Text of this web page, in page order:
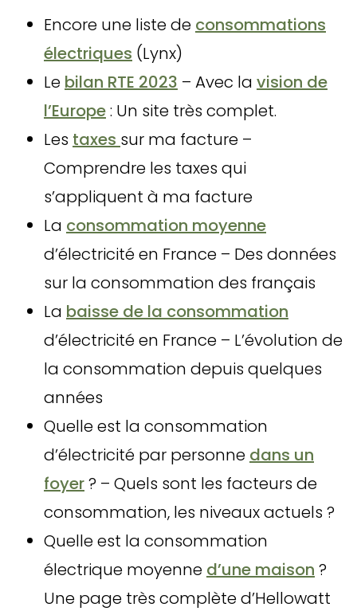
Encore une liste de consommations
électriques (Lynx)
Le bilan RTE 2023 – Avec la vision de
l’Europe: Un site très complet.
Les taxes sur ma facture –
Comprendre les taxes qui
s’appliquent à ma facture
La consommation moyenne
d’électricité en France – Des données
sur la consommation des français
La baisse de la consommation
d’électricité en France – L’évolution de
la consommation depuis quelques
années
Quelle est la consommation
d’électricité par personne dans un
foyer? – Quels sont les facteurs de
consommation, les niveaux actuels ?
Quelle est la consommation
électrique moyenne d’une maison ?
Une page très complète d’Hellowatt